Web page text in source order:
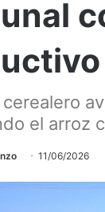
el arroz
11/06/2026